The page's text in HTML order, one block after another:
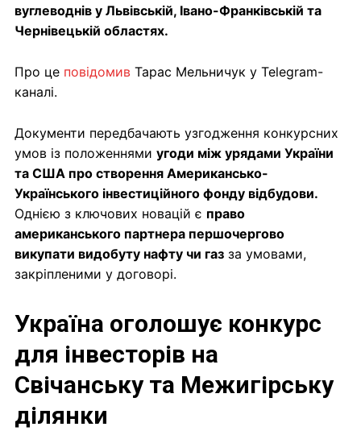
вуглеводнів у Львівській, Івано-Франківській та
Чернівецькій областях.
Про це повідомив Тарас Мельничук у Telegram-
каналі.
Документи передбачають узгодження конкурсних
умов із положеннями угоди між урядами України
та США про створення Американсько-
Українського інвестиційного фонду відбудови.
Однією з ключових новацій є право
американського партнера першочергово
викупати видобуту нафту чи газ за умовами,
закріпленими у договорі.
Україна оголошує конкурс
для інвесторів на
Свічанську та Межигірську
ділянки